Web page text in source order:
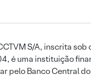
S/A, inscrita sob
é uma instituição
pelo Banco Central do